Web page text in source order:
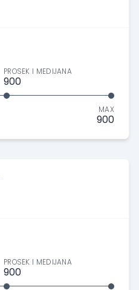
PROSEK I MEDIJANA
900
MAX
900
PROSEK I MEDIJANA
900